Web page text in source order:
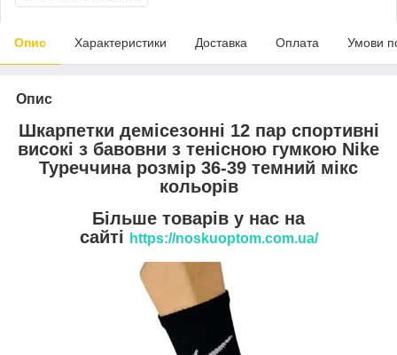
Опис Характеристики Доставка Оплата Умови
Опис
Шкарпетки демісезонні 12 пар спортивні
високі з бавовни з тенісною гумкою Nike
Туреччина розмір 36-39 темний мікс
кольорів
Більше товарів у нас на
сайті https://noskuoptom.com.ua/